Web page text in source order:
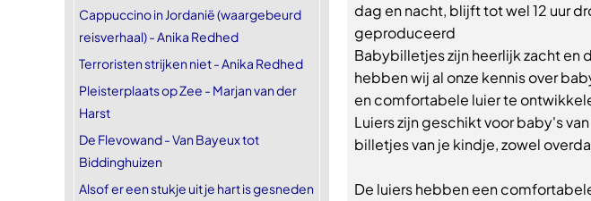
Cappuccino in Jordanië (waargebeurd
reisverhaal) - Anika Redhed
Terroristen strijken niet - Anika Redhed
Pleisterplaats op Zee - Marjan van der
Harst
De Flevowand - Van Bayeux tot
Biddinghuizen
Alsof er een stukje uit je hart is gesneden
dag en nacht, blijft tot wel 12 uur
geproduceerd
Babybilletjes zijn heerlijk zacht en
hebben wij al onze kennis over
en comfortabele luier te
Luiers zijn geschikt voor baby's
billetjes van je kindje, zowel
De luiers hebben een